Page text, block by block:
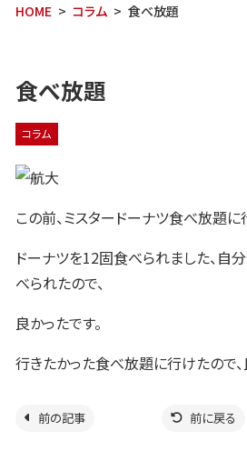
HOME コラム 食べ放題
食べ放題
コラム
この前、ミスタードーナツ食べ放題に
ドーナツを12固食べられました、自
べられたので、
良かったです。
行きたかった食べ放題に行けたので、
前の記事 前に戻る